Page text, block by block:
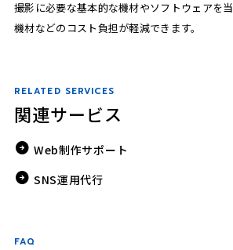
撮影に必要な基本的な機材やソフトウェアを当
機材などのコスト負担が軽減できます。
RELATED SERVICES
関連サービス
Web制作サポート
SNS運用代行
FAQ